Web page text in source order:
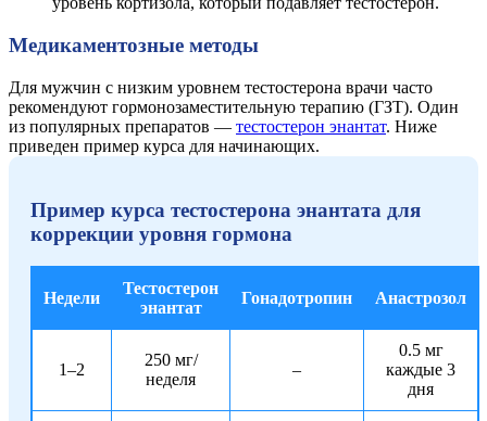
Медикаментозные методы
Для мужчин с низким уровнем тестостерона врачи часто
рекомендуют гормонозаместительную терапию (ГЗТ). Один
из популярных препаратов — тестостерон энантат. Ниже
приведен пример курса для начинающих.
Пример курса тестостерона энантата для
коррекции уровня гормона
Недели
Тестостерон
энантат
Гонадотропин Анастрозол
1–2
250 мг/
неделя
–
0.5 мг
каждые 3
дня